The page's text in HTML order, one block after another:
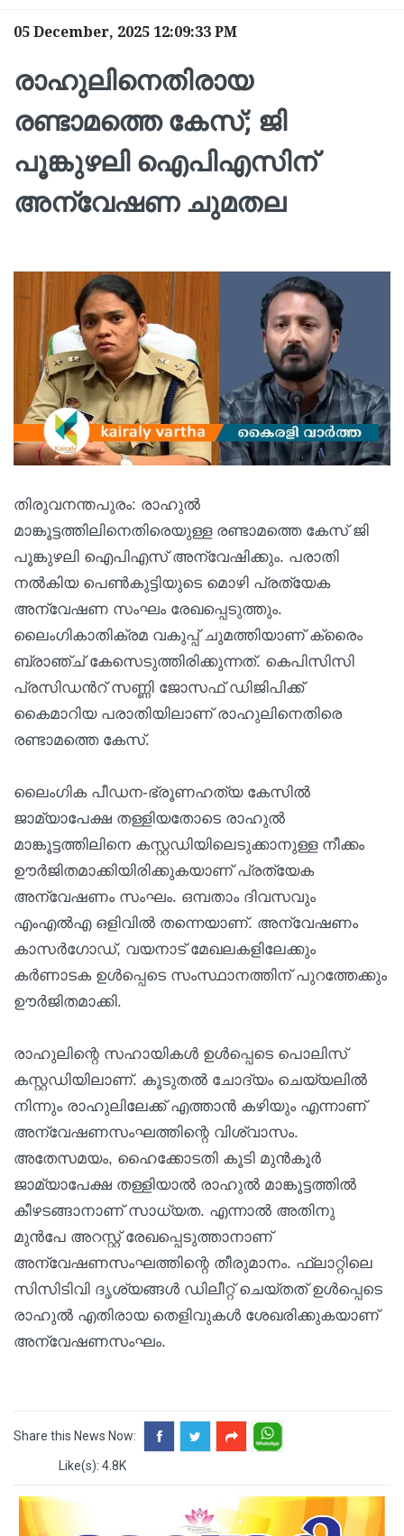
05 December, 2025 12:09:33 PM
രാഹുലിനെതിരായ
രണ്ടാമത്തെ കേസ്; ജി
പൂങ്കുഴലി ഐപിഎസിന്
അന്വേഷണ ചുമതല
തിരുവനന്തപുരം: രാഹുൽ
മാങ്കൂട്ടത്തിലിനെതിരെയുള്ള രണ്ടാമത്തെ കേസ് ജി
പൂങ്കുഴലി ഐപിഎസ്‌ അന്വേഷിക്കും. പരാതി
നൽകിയ പെൺകുട്ടിയുടെ മൊഴി പ്രത്യേക
അന്വേഷണ സംഘം രേഖപ്പെടുത്തും.
ലൈംഗികാതിക്രമ വകുപ്പ് ചുമത്തിയാണ് ക്രൈം
ബ്രാഞ്ച് കേസെടുത്തിരിക്കുന്നത്. കെപിസിസി
പ്രസിഡൻറ് സണ്ണി ജോസഫ് ഡിജിപിക്ക്
കൈമാറിയ പരാതിയിലാണ് രാഹുലിനെതിരെ
രണ്ടാമത്തെ കേസ്.
ലൈംഗിക പീഡന-ഭ്രൂണഹത്യ കേസില്‍
ജാമ്യാപേക്ഷ തള്ളിയതോടെ രാഹുല്‍
മാങ്കൂട്ടത്തിലിനെ കസ്റ്റഡിയിലെടുക്കാനുള്ള നീക്കം
ഊര്‍ജിതമാക്കിയിരിക്കുകയാണ് പ്രത്യേക
അന്വേഷണം സംഘം. ഒമ്പതാം ദിവസവും
എംഎല്‍എ ഒളിവില്‍ തന്നെയാണ്. അന്വേഷണം
കാസര്‍ഗോഡ്, വയനാട് മേഖലകളിലേക്കും
കര്‍ണാടക ഉള്‍പ്പെടെ സംസ്ഥാനത്തിന് പുറത്തേക്കും
ഊര്‍ജിതമാക്കി.
രാഹുലിന്റെ സഹായികള്‍ ഉള്‍പ്പെടെ പൊലിസ്
കസ്റ്റഡിയിലാണ്. കൂടുതല്‍ ചോദ്യം ചെയ്യലില്‍
നിന്നും രാഹുലിലേക്ക് എത്താന്‍ കഴിയും എന്നാണ്
അന്വേഷണസംഘത്തിന്റെ വിശ്വാസം.
അതേസമയം, ഹൈക്കോടതി കൂടി മുന്‍കൂര്‍
ജാമ്യാപേക്ഷ തള്ളിയാല്‍ രാഹുല്‍ മാങ്കൂട്ടത്തില്‍
കീഴടങ്ങാനാണ് സാധ്യത. എന്നാല്‍ അതിനു
മുന്‍പേ അറസ്റ്റ് രേഖപ്പെടുത്താനാണ്
അന്വേഷണസംഘത്തിന്റെ തീരുമാനം. ഫ്ലാറ്റിലെ
സിസിടിവി ദൃശ്യങ്ങള്‍ ഡിലീറ്റ് ചെയ്തത് ഉള്‍പ്പെടെ
രാഹുല്‍ എതിരായ തെളിവുകള്‍ ശേഖരിക്കുകയാണ്
അന്വേഷണസംഘം.
Share this News Now:
Like(s): 4.8K